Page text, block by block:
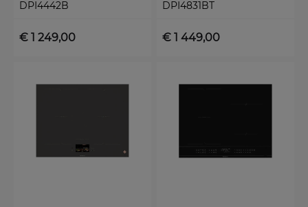
DPI4442B
€ 1 249,00
DPI4831BT
€ 1 449,00